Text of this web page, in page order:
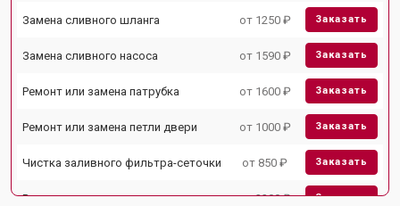
Замена сливного шланга от 1250 ₽ Заказать
Замена сливного насоса от 1590 ₽ Заказать
Ремонт или замена патрубка от 1600 ₽ Заказать
Ремонт или замена петли двери от 1000 ₽ Заказать
Чистка заливного фильтра-сеточки от 850 ₽ Заказать
Ремонт циркуляционного насоса от 2200 ₽ Заказать